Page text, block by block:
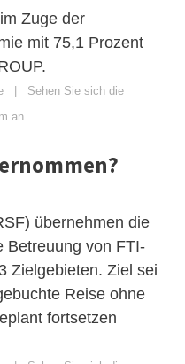
Zuge der
mit 75,1 Prozent
| Sehen Sie sich die
an
übernehmen die
Betreuung von FTI-
Zielgebieten. Ziel sei
Reise ohne
fortsetzen